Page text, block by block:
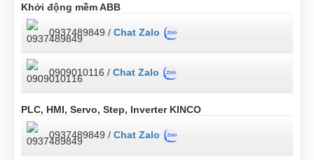
Khởi động mềm ABB
0937489849 / Chat Zalo
0909010116 / Chat Zalo
PLC, HMI, Servo, Step, Inverter KINCO
0937489849 / Chat Zalo